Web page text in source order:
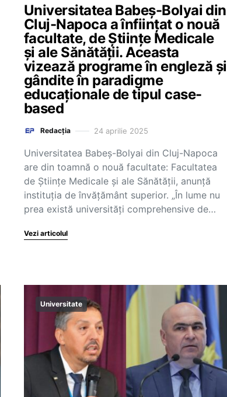
Universitatea Babeș-Bolyai din
Cluj-Napoca a înființat o nouă
facultate, de Științe Medicale
și ale Sănătății. Aceasta
vizează programe în engleză și
gândite în paradigme
educaționale de tipul case-
based
Redacția 24 aprilie 2025
Universitatea Babeș-Bolyai din Cluj-Napoca
are din toamnă o nouă facultate: Facultatea
de Științe Medicale și ale Sănătății, anunță
instituția de învățământ superior. „În lume nu
prea există universități comprehensive de…
Vezi articolul
Universitate